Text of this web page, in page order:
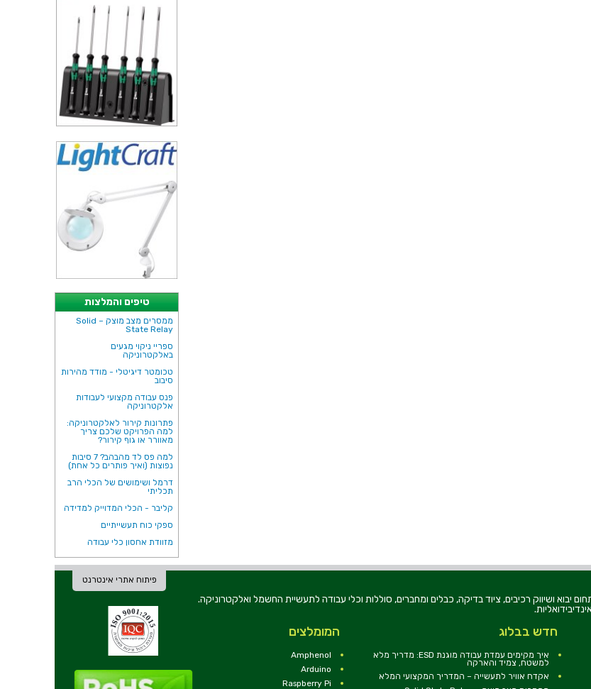
טיפים והמלצות
ממסרים מצב מוצק – Solid
State Relay
ספריי ניקוי מגעים
באלקטרוניקה
טכומטר דיגיטלי - מודד מהירות
סיבוב
פנס עבודה מקצועי לעבודות
אלקטרוניקה
פתרונות קירור לאלקטרוניקה:
למה הפרויקט שלכם צריך
מאוורר או גוף קירור?
למה פס לד מהבהב? 7 סיבות
נפוצות (ואיך פותרים כל אחת)
דרמל ושימושים של הכלי הרב
תכליתי
קליבר - הכלי המדוייק למדידה
ספקי כוח תעשייתיים
מזוודת אחסון כלי עבודה
פיתוח אתרי אינטרנט
בשנת 1979, הינה מובילה ארצית בתחום יבוא ושיווק רכיבים, ציוד בדיקה, כבלים ומחברים, סוללות וכלי עבודה לתעשיית החשמל ואלקטרוניקה.
המומלצים
Amphenol
Arduino
Raspberry Pi
חדש בבלוג
איך מקימים עמדת עבודה מוגנת ESD: מדריך מלא
למשטח, צמיד והארקה
אקדח אוויר לתעשייה – המדריך המקצועי המלא